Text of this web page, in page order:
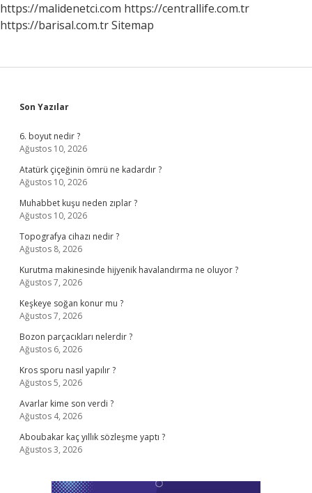
https://malidenetci.com https://centrallife.com.tr
https://barisal.com.trSitemap
Sidebar
Son Yazılar
6. boyut nedir ?
Ağustos 10, 2026
Atatürk çiçeğinin ömrü ne kadardır ?
Ağustos 10, 2026
Muhabbet kuşu neden zıplar ?
Ağustos 10, 2026
Topografya cihazı nedir ?
Ağustos 8, 2026
Kurutma makinesinde hijyenik havalandırma ne oluyor ?
Ağustos 7, 2026
Keşkeye soğan konur mu ?
Ağustos 7, 2026
Bozon parçacıkları nelerdir ?
Ağustos 6, 2026
Kros sporu nasıl yapılır ?
Ağustos 5, 2026
Avarlar kime son verdi ?
Ağustos 4, 2026
Aboubakar kaç yıllık sözleşme yaptı ?
Ağustos 3, 2026